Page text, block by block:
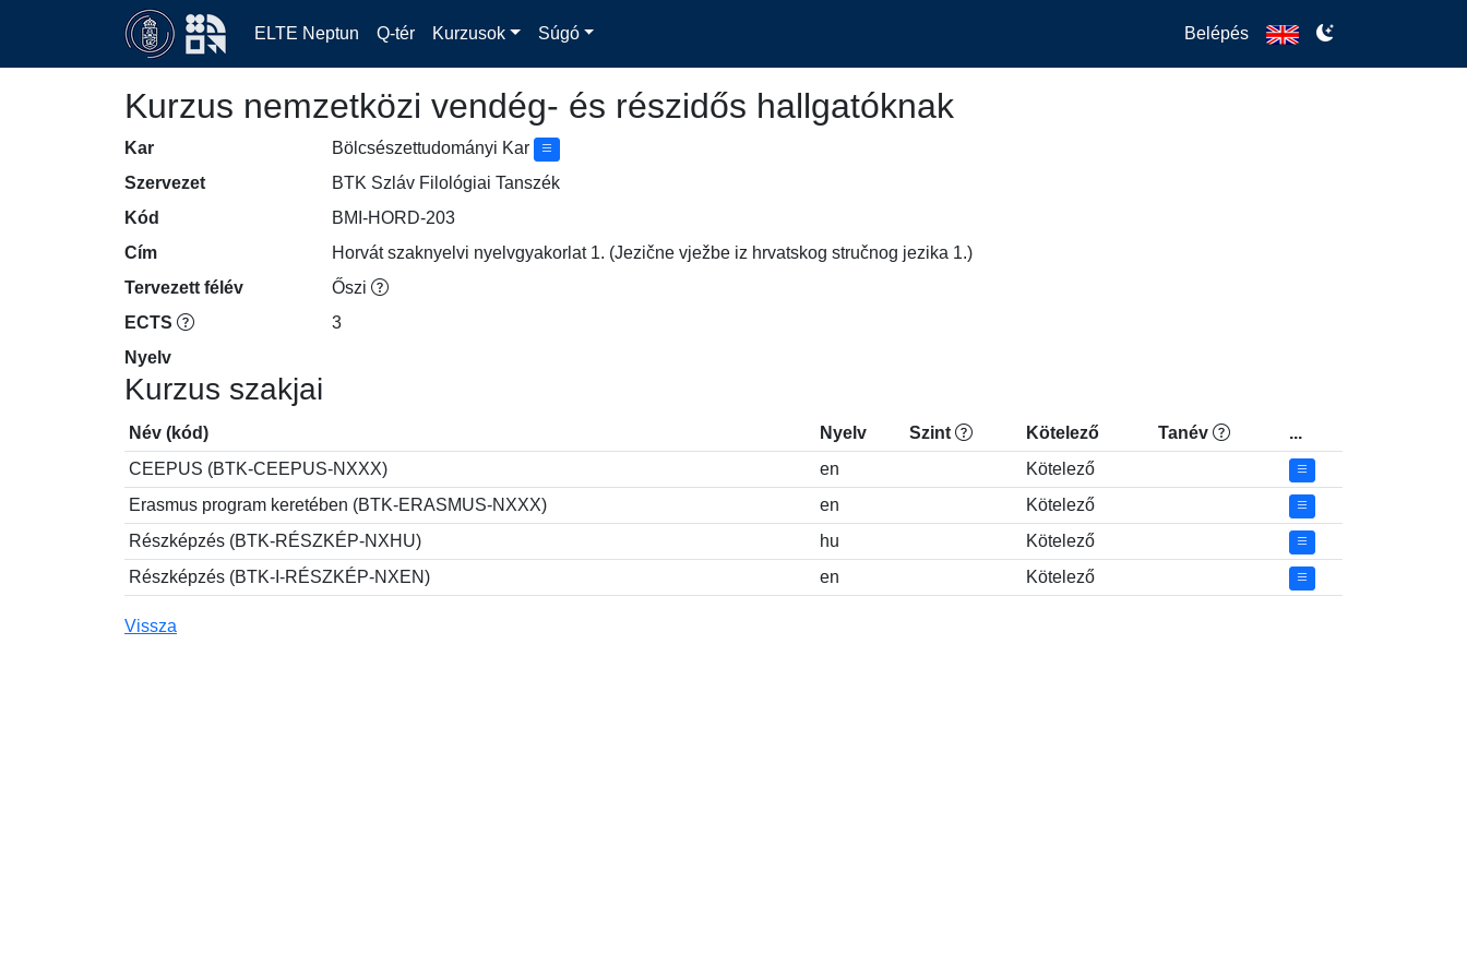
ELTE Neptun Q-tér Kurzusok Súgó Belépés
Kurzus nemzetközi vendég- és részidős hallgatóknak
Kar
Bölcsészettudományi Kar
Szervezet
BTK Szláv Filológiai Tanszék
Kód
BMI-HORD-203
Cím
Horvát szaknyelvi nyelvgyakorlat 1. (Jezične vježbe iz hrvatskog stručnog jezika 1.)
Tervezett félév
Őszi
ECTS
3
Nyelv
Kurzus szakjai
Név (kód) Nyelv Szint Kötelező Tanév
...
CEEPUS (BTK-CEEPUS-NXXX)
en
Kötelező
Erasmus program keretében (BTK-ERASMUS-NXXX)
en
Kötelező
Részképzés (BTK-RÉSZKÉP-NXHU)
hu
Kötelező
Részképzés (BTK-I-RÉSZKÉP-NXEN)
en Kötelező
Vissza